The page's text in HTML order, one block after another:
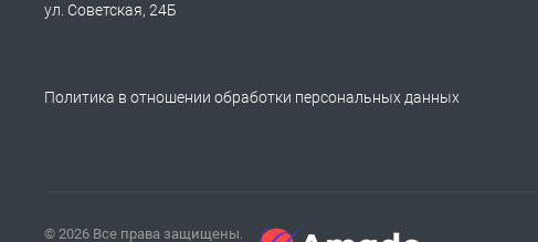
ул. Советская, 24Б
Политика в отношении обработки персональных данных
© 2026 Все права защищены.